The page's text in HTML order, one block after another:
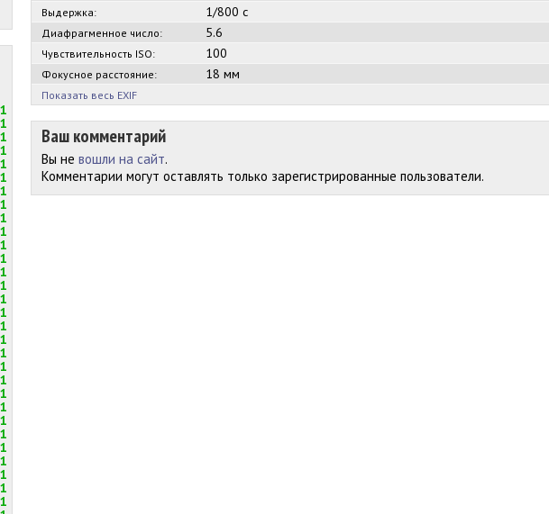
Выдержка: 1/800 с
Диафрагменное число: 5.6
Чувствительность ISO: 100
Фокусное расстояние: 18 мм
Показать весь EXIF
Ваш комментарий
Вы не вошли на сайт.
Комментарии могут оставлять только зарегистрированные пользователи.